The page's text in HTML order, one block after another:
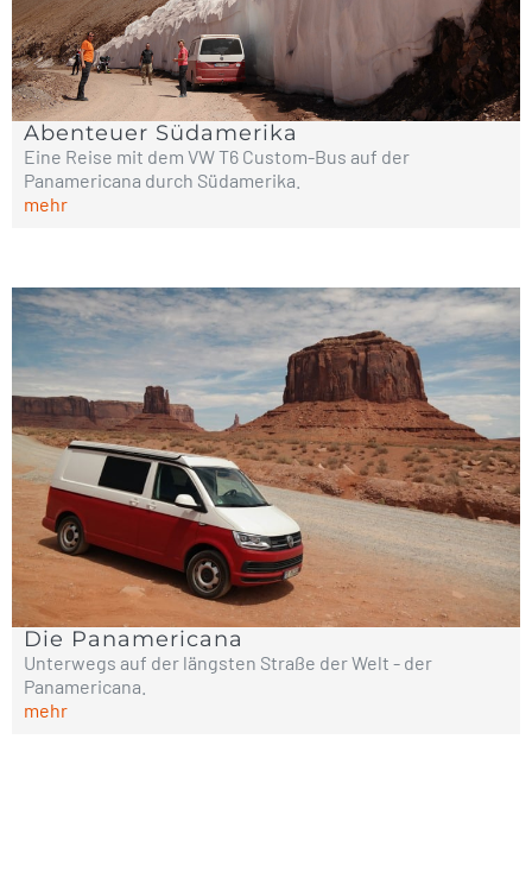
Abenteuer Südamerika
Eine Reise mit dem VW T6 Custom-Bus auf der
Panamericana durch Südamerika.
mehr
Die Panamericana
Unterwegs auf der längsten Straße der Welt - der
Panamericana.
mehr